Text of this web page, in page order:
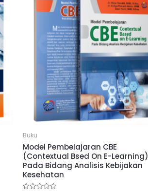
Buku
Model Pembelajaran CBE
(Contextual Bsed On E-Learning)
Pada Bidang Analisis Kebijakan
Kesehatan